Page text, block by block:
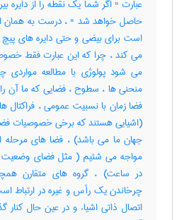
عبارت " اگر شما یک نقطه را از دایره
حاصل خواهد شد " ، درست به همان
است برای بیضی و حتی دایره های پیچ
می کند ، چرا که این عبارت فقط
می شود پولوژی با مطالعه مواردی
منحنی ها ، سطوح ، فضایی که ما آن
فضا زمان با نسبیت عمومی ، فراکتال
(اشیایی هستند که برخی خصوصیات
جهان ما می باشد) ، فضا های مرحله
مواجه می شئیم ( مثل فضای وضعیت
در ساعت) ، گروه های متقارن
چرخاندن یک رأس و غیره در ارتباط
اتصال ذاتی اشیاء و در عین حال کنار